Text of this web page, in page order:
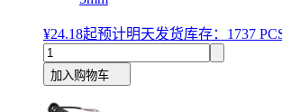
¥24.18起预计明天发货库存：1737
加入购物车